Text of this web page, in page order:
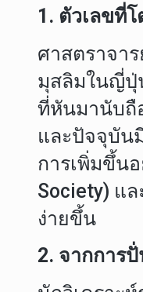
1. ตัวเลขที่
ศาสตราจา
มุสลิมในญี่ปุ่
ที่หันมานับถื
และปัจจุบัน
การเพิ่มขึ้น
Society) แ
ง่ายขึ้น
2. จากการ